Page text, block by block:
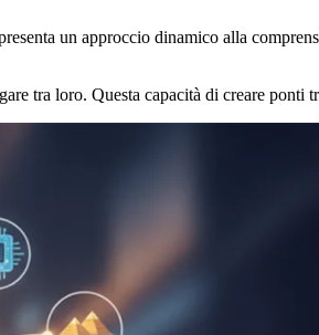
un approccio dinamico alla
tra loro. Questa capacità di creare ponti